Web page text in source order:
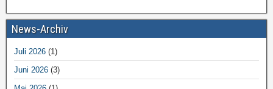
News-Archiv
Juli 2026 (1)
Juni 2026 (3)